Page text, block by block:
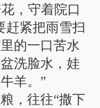
，守着院口
赶紧把雨雪扫
的一口苦水
洗脸水，娃
羊。”
，往往“撒下